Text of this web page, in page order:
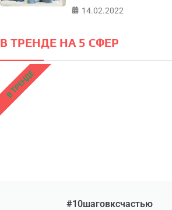
14.02.2022
В ТРЕНДЕ НА 5 СФЕР
#10шаговксчастью
В ТРЕНДЕ